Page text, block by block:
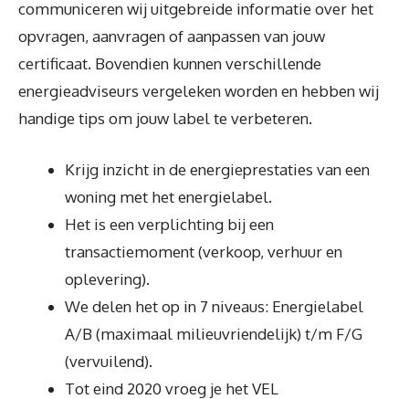
communiceren wij uitgebreide informatie over het
opvragen, aanvragen of aanpassen van jouw
certificaat. Bovendien kunnen verschillende
energieadviseurs vergeleken worden en hebben wij
handige tips om jouw label te verbeteren.
Krijg inzicht in de energieprestaties van een
woning met het energielabel.
Het is een verplichting bij een
transactiemoment (verkoop, verhuur en
oplevering).
We delen het op in 7 niveaus: Energielabel
A/B (maximaal milieuvriendelijk) t/m F/G
(vervuilend).
Tot eind 2020 vroeg je het VEL